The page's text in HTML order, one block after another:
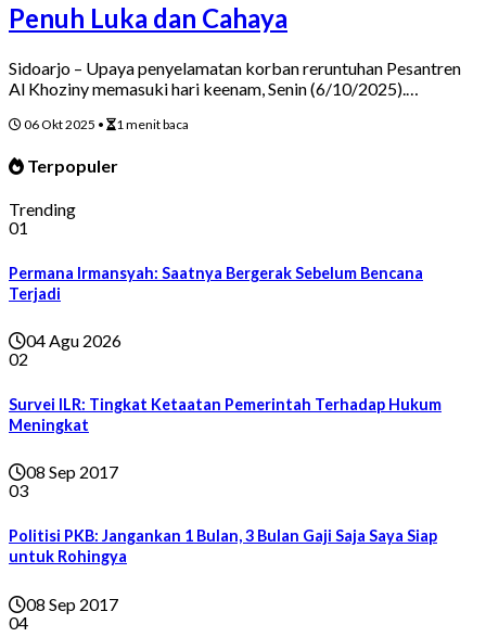
Penuh Luka dan Cahaya
Sidoarjo – Upaya penyelamatan korban reruntuhan Pesantren
Al Khoziny memasuki hari keenam, Senin (6/10/2025).…
06 Okt 2025 • 1 menit baca
Terpopuler
Trending
01
Permana Irmansyah: Saatnya Bergerak Sebelum Bencana
Terjadi
04 Agu 2026
02
Survei ILR: Tingkat Ketaatan Pemerintah Terhadap Hukum
Meningkat
08 Sep 2017
03
Politisi PKB: Jangankan 1 Bulan, 3 Bulan Gaji Saja Saya Siap
untuk Rohingya
08 Sep 2017
04